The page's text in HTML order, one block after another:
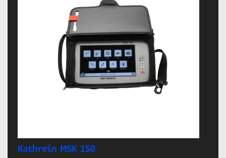
Kathrein MSK 150